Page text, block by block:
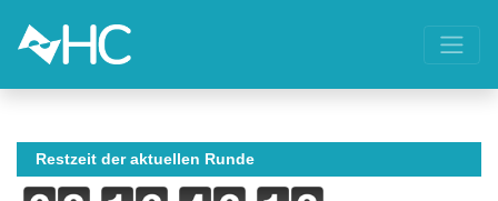
Restzeit der aktuellen Runde